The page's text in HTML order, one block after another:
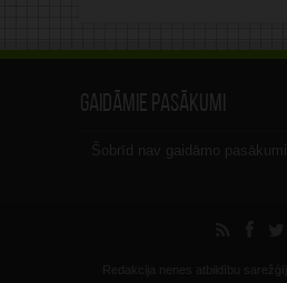
Gaidāmie pasākumi
Šobrīd nav gaidāmo pasākumi.